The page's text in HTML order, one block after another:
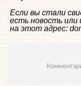
Если вы стали
есть новость
на этот адрес: